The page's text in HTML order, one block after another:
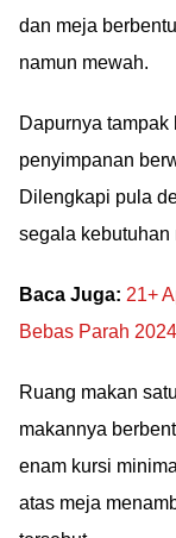
dan meja
namun mewah.
Dapurnya
penyimpanan
Dilengkapi pula
segala kebutuhan
Baca Juga: 21+
Bebas Parah
Ruang makan
makannya
enam kursi
atas meja